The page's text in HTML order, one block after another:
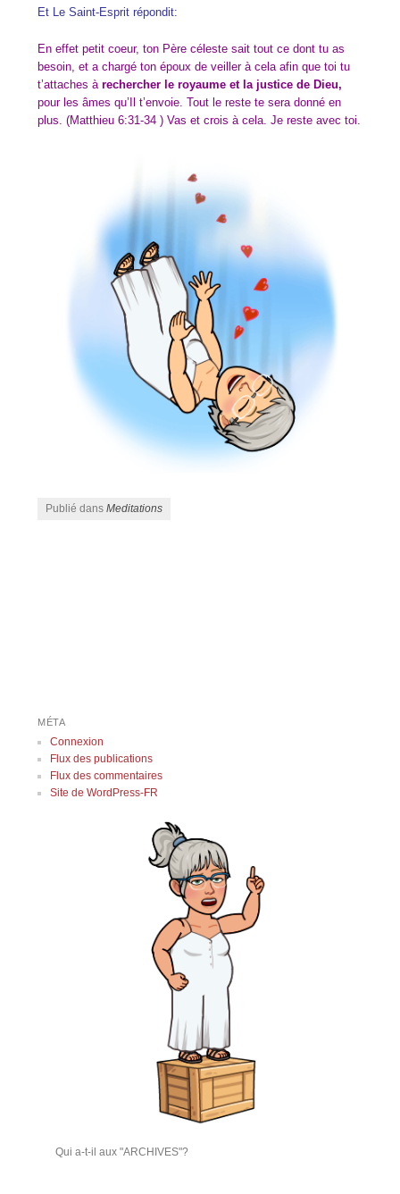
Et Le Saint-Esprit répondit:
En effet petit coeur, ton Père céleste sait tout ce dont tu as
besoin, et a chargé ton époux de veiller à cela afin que toi tu
t’attaches àrechercher le royaume et la justice de Dieu,
pour les âmes qu’Il t’envoie. Tout le reste te sera donné en
plus. (Matthieu 6:31-34 ) Vas et crois à cela. Je reste avec toi.
Publié dansMeditations
MÉTA
Connexion
Flux des publications
Flux des commentaires
Site de WordPress-FR
Qui a-t-il aux "ARCHIVES"?